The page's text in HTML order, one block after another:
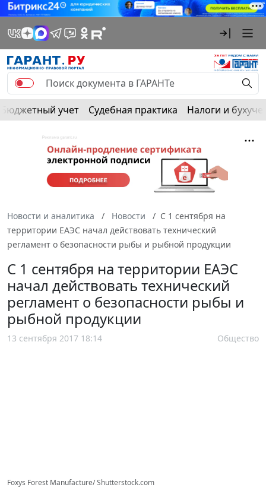
Бюджетный учет Судебная практика Налоги и
Новости и аналитика Новости
С 1 сентября на
территории ЕАЭС начал действовать технический
регламент о безопасности рыбы и рыбной продукции
С 1 сентября на территории ЕАЭС
начал действовать технический
регламент о безопасности рыбы и
рыбной продукции
13 сентября 2017 18:14 Общество
Foxys Forest Manufacture/ Shutterstock.com